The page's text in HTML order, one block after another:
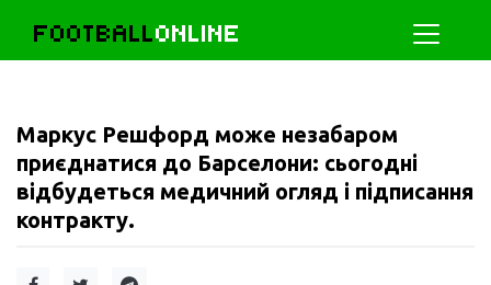
FOOTBALLONLINE
Маркус Решфорд може незабаром
приєднатися до Барселони: сьогодні
відбудеться медичний огляд і підписання
контракту.